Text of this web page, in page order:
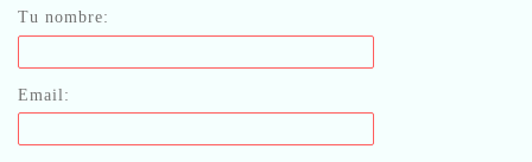
Tu nombre:
Email: